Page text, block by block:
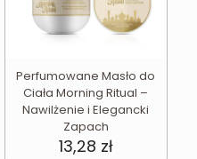
Perfumowane Masło do
Ciała Morning Ritual –
Nawilżenie i Elegancki
Zapach
13,28 zł